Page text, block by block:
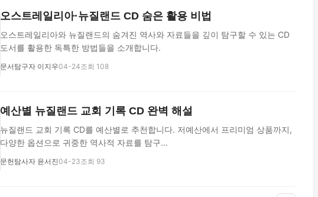
오스트레일리아·뉴질랜드 CD 숨은 활용 비법
오스트레일리아와 뉴질랜드의 숨겨진 역사와 자료들을 깊이 탐구할 수 있는 CD
도서를 활용한 독특한 방법들을 소개합니다.
문서탐구자 이지우04-24조회 108
예산별 뉴질랜드 교회 기록 CD 완벽 해설
뉴질랜드 교회 기록 CD를 예산별로 추천합니다. 저예산에서 프리미엄 상품까지,
다양한 옵션으로 귀중한 역사적 자료를 탐구...
문헌탐사자 윤서진04-23조회 93